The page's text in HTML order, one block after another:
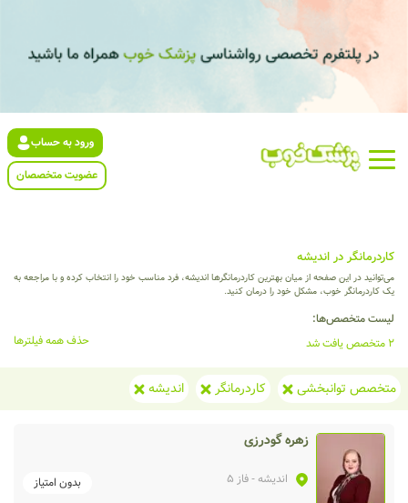
ورود به حساب
عضویت متخصصان
کاردرمانگر در اندیشه
می‌توانید در این صفحه از میان بهترین کاردرمانگرها اندیشه، فرد مناسب خود را انتخاب کرده و با مراجعه به
یک کاردرمانگر خوب، مشکل خود را درمان کنید.
لیست متخصص‌ها:
2 متخصص یافت شد
حذف همه فیلترها
متخصص توانبخشی کاردرمانگر اندیشه
زهره گودرزی
اندیشه- فاز 5 بدون امتیاز